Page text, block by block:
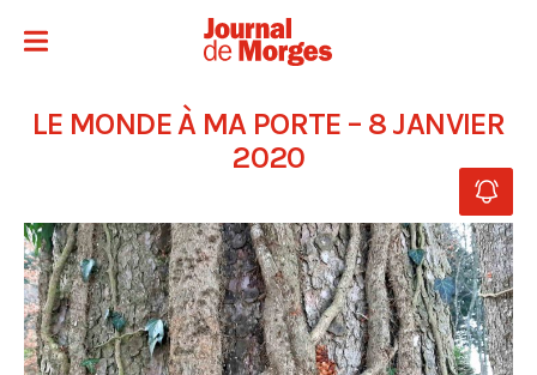
LE MONDE À MA PORTE – 8 JANVIER
2020